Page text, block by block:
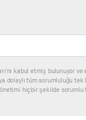
kabul etmiş bulunuyor ve
dolaylı tüm sorumluluğu tek
hiçbir şekilde sorumlu